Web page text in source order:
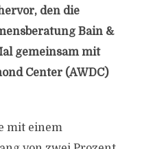
den die
Bain &
gemeinsam mit
Center (AWDC)
mit einem